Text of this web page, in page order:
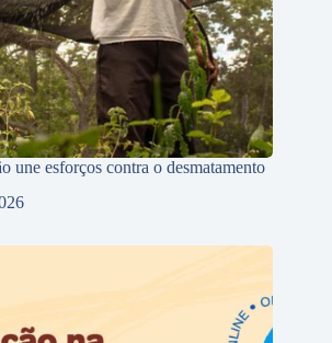
une esforços contra o desmatamento